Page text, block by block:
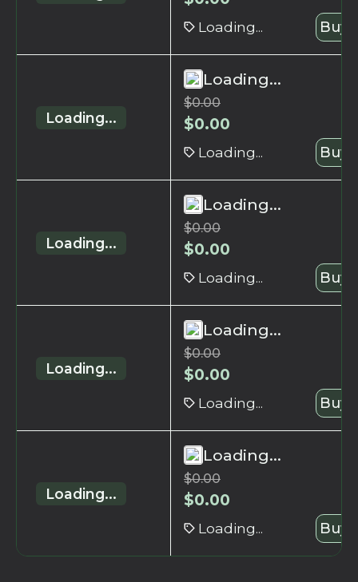
Loading... Buy
Loading...
Loading...
$0.00
$0.00
Loading... Buy
Loading...
Loading...
$0.00
$0.00
Loading... Buy
Loading...
Loading...
$0.00
$0.00
Loading... Buy
Loading...
Loading...
$0.00
$0.00
Loading... Buy